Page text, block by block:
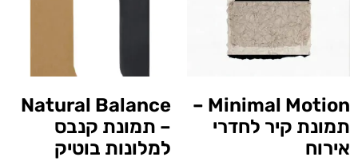
Minimal Motion –
תמונת קיר לחדרי
אירוח
Natural Balance
– תמונת קנבס
למלונות בוטיק